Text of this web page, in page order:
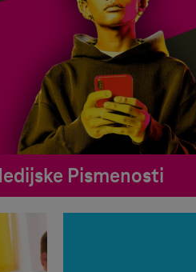
Pismenosti